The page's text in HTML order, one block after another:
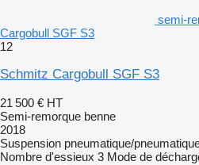
semi-
Cargobull SGF S3
12
Schmitz Cargobull SGF S3
21 500 € HT
Semi-remorque benne
2018
Suspension pneumatique/
Nombre d'essieux 3 Mode de